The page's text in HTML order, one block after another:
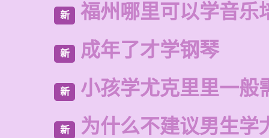
新 福州哪里可以学音乐
新 成年了才学钢琴
新 小孩学尤克里里一般
新 为什么不建议男生学